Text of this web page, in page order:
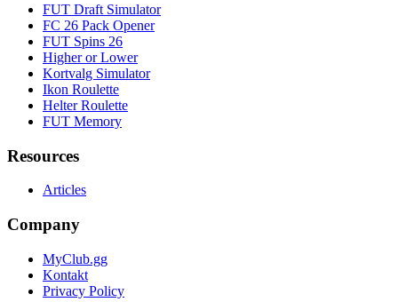
FUT Draft Simulator
FC 26 Pack Opener
FUT Spins 26
Higher or Lower
Kortvalg Simulator
Ikon Roulette
Helter Roulette
FUT Memory
Resources
Articles
Company
MyClub.gg
Kontakt
Privacy Policy